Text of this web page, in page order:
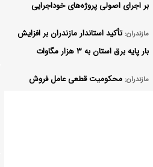
بر اجرای اصولی پروژه‌های خوداجرایی
مازندران: تأکید استاندار مازندران بر افزایش
بار پایه برق استان به ۳ هزار مگاوات
مازندران: محکومیت قطعی عامل فروش